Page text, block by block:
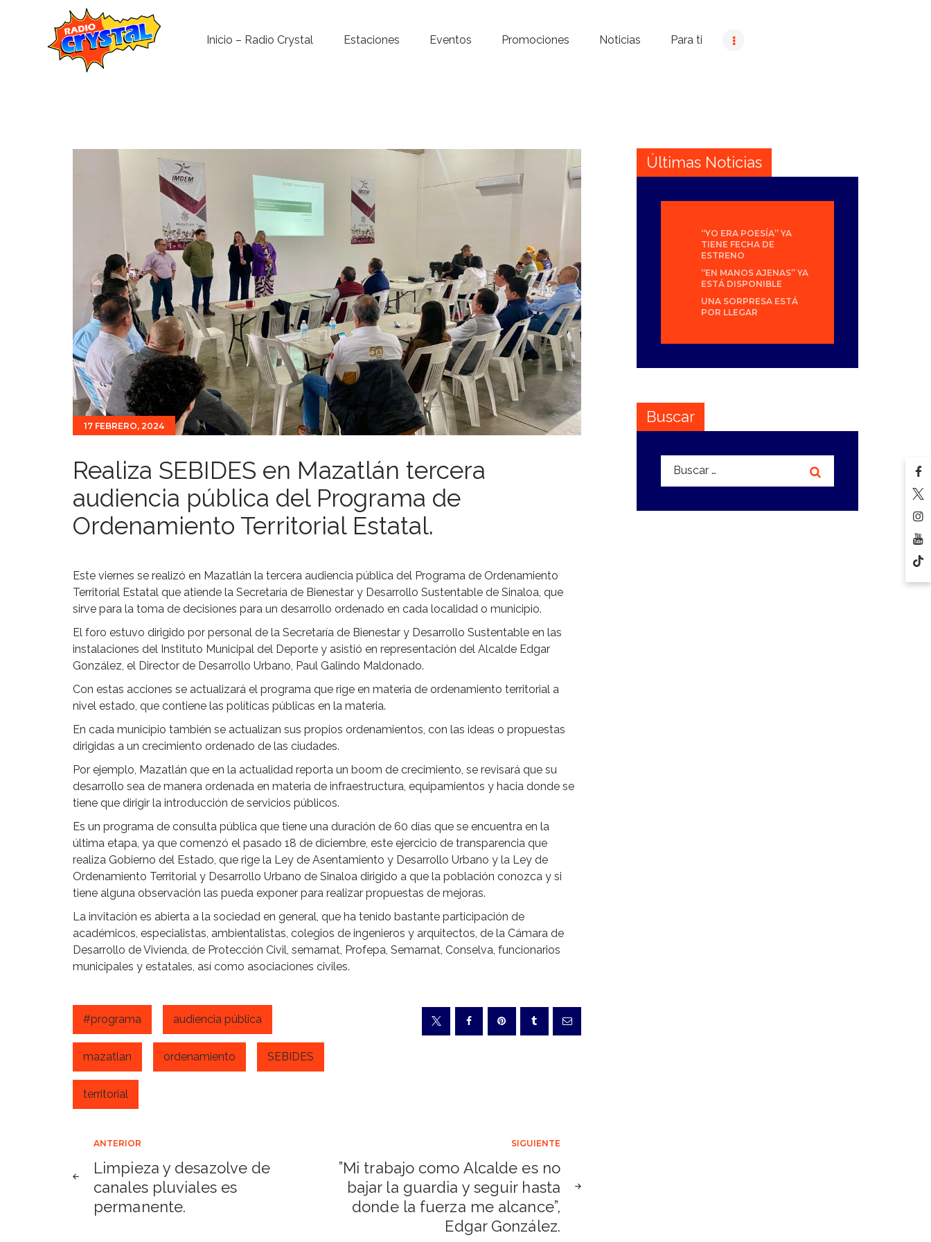
Inicio – Radio Crystal Estaciones Eventos Promociones Noticias Para ti
Para ti
Contacto
17 FEBRERO, 2024
Realiza SEBIDES en Mazatlán tercera
audiencia pública del Programa de
Ordenamiento Territorial Estatal.
Este viernes se realizó en Mazatlán la tercera audiencia pública del Programa de Ordenamiento
Territorial Estatal que atiende la Secretaría de Bienestar y Desarrollo Sustentable de Sinaloa, que
sirve para la toma de decisiones para un desarrollo ordenado en cada localidad o municipio.
El foro estuvo dirigido por personal de la Secretaría de Bienestar y Desarrollo Sustentable en las
instalaciones del Instituto Municipal del Deporte y asistió en representación del Alcalde Edgar
González, el Director de Desarrollo Urbano, Paul Galindo Maldonado.
Con estas acciones se actualizará el programa que rige en materia de ordenamiento territorial a
nivel estado, que contiene las políticas públicas en la materia.
En cada municipio también se actualizan sus propios ordenamientos, con las ideas o propuestas
dirigidas a un crecimiento ordenado de las ciudades.
Por ejemplo, Mazatlán que en la actualidad reporta un boom de crecimiento, se revisará que su
desarrollo sea de manera ordenada en materia de infraestructura, equipamientos y hacia donde se
tiene que dirigir la introducción de servicios públicos.
Es un programa de consulta pública que tiene una duración de 60 días que se encuentra en la
última etapa, ya que comenzó el pasado 18 de diciembre, este ejercicio de transparencia que
realiza Gobierno del Estado, que rige la Ley de Asentamiento y Desarrollo Urbano y la Ley de
Ordenamiento Territorial y Desarrollo Urbano de Sinaloa dirigido a que la población conozca y si
tiene alguna observación las pueda exponer para realizar propuestas de mejoras.
La invitación es abierta a la sociedad en general, que ha tenido bastante participación de
académicos, especialistas, ambientalistas, colegios de ingenieros y arquitectos, de la Cámara de
Desarrollo de Vivienda, de Protección Civil, semarnat, Profepa, Semarnat, Conselva, funcionarios
municipales y estatales, así como asociaciones civiles.
#programa audiencia pública
mazatlan ordenamiento SEBIDES
territorial
Navegación
de
entradas
ANTERIOR
Limpieza y desazolve de
canales pluviales es
permanente.
SIGUIENTE
”Mi trabajo como Alcalde es no
bajar la guardia y seguir hasta
donde la fuerza me alcance”,
Edgar González.
Últimas Noticias
“YO ERA POESÍA” YA
TIENE FECHA DE
ESTRENO
“EN MANOS AJENAS” YA
ESTÁ DISPONIBLE
UNA SORPRESA ESTÁ
POR LLEGAR
Buscar
Buscar: